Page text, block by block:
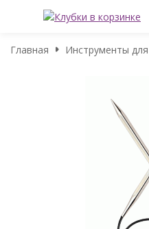
Главная Инструменты